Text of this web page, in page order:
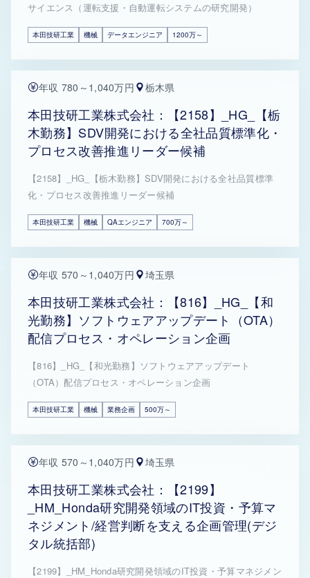
サイエンス（運転支援・自動運転システムの研究開発）
本田技研工業 機械 データエンジニア 1200万～
年収 780～1,040万円 栃木県
本田技研工業株式会社：【2158】_HG_【栃
木勤務】SDV開発における全社品質標準化・
プロセス改善推進リーダー候補
【2158】_HG_【栃木勤務】SDV開発における全社品質標準
化・プロセス改善推進リーダー候補
本田技研工業 機械 QAエンジニア 700万～
年収 570～1,040万円 埼玉県
本田技研工業株式会社：【816】_HG_【和
光勤務】ソフトウェアアップデート（OTA）
配信プロセス・オペレーション企画
【816】_HG_【和光勤務】ソフトウェアアップデート
（OTA）配信プロセス・オペレーション企画
本田技研工業 機械 業務企画 500万～
年収 570～1,040万円 埼玉県
本田技研工業株式会社：【2199】
_HM_Honda研究開発領域のIT投資・予算マ
ネジメント/経営判断を支える企画管理(デジ
タル統括部)
【2199】_HM_Honda研究開発領域のIT投資・予算マネジメン